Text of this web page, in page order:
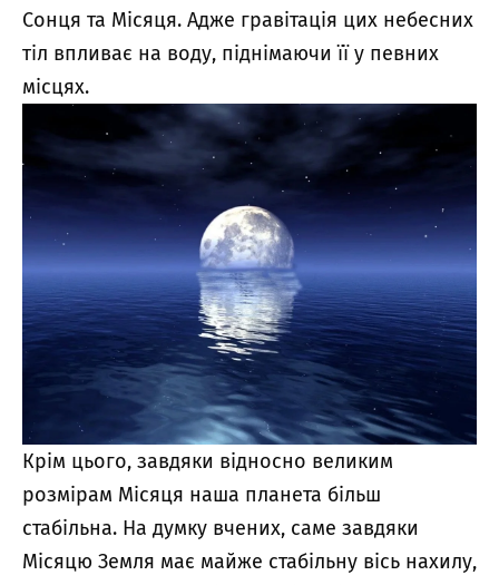
Сонця та Місяця. Адже гравітація цих небесних
тіл впливає на воду, піднімаючи її у певних
місцях.
Крім цього, завдяки відносно великим
розмірам Місяця наша планета більш
стабільна. На думку вчених, саме завдяки
Місяцю Земля має майже стабільну вісь нахилу,